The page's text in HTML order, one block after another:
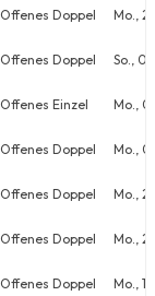
Offenes Doppel Mo.,
Offenes Doppel So.,
Offenes Einzel Mo.,
Offenes Doppel Mo.,
Offenes Doppel Mo.,
Offenes Doppel Mo.,
Offenes Doppel Mo.,